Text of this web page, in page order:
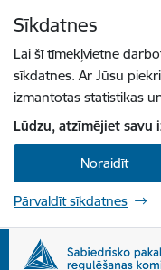
Sīkdatnes
Lai šī tīmekļvietne
sīkdatnes. Ar Jūsu
izmantotas statistikas
Lūdzu, atzīmējiet savu
Noraidīt
Pārvaldīt sīkdatnes